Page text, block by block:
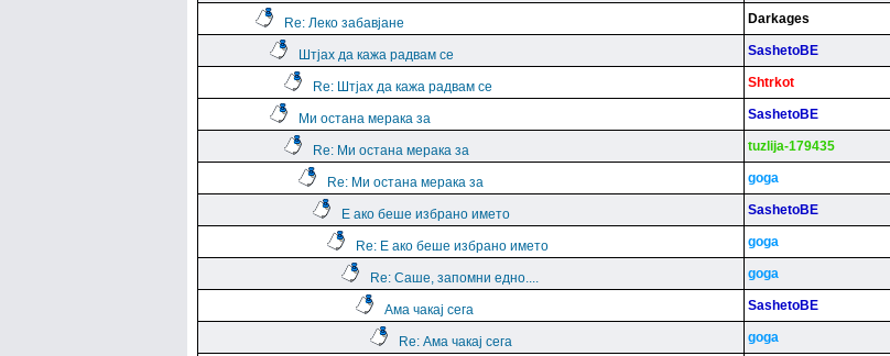
Re: Леко забавјане Darkages
Штјах да кажа радвам се SashetoBE
Re: Штјах да кажа радвам се Shtrkot
Ми остана мерака за SashetoBE
Re: Ми остана мерака за tuzlija-179435
Re: Ми остана мерака за goga
Е ако беше избрано името SashetoBE
Re: Е ако беше избрано името goga
Re: Саше, запомни едно.... goga
Ама чакај сега SashetoBE
Re: Ама чакај сега goga